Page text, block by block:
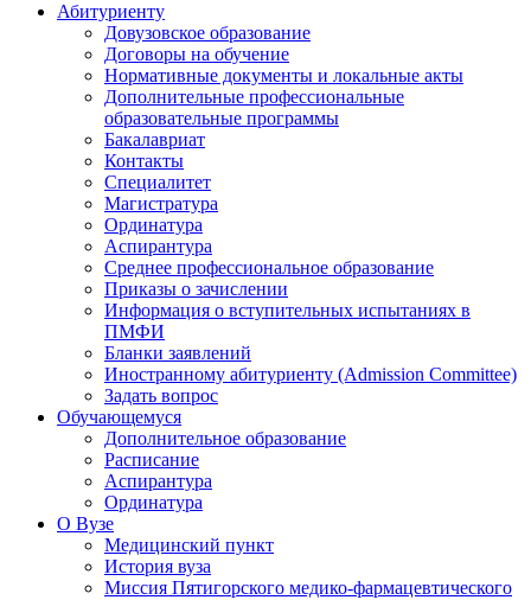
Абитуриенту
Довузовское образование
Договоры на обучение
Нормативные документы и локальные акты
Дополнительные профессиональные
образовательные программы
Бакалавриат
Контакты
Специалитет
Магистратура
Ординатура
Аспирантура
Среднее профессиональное образование
Приказы о зачислении
Информация о вступительных испытаниях в
ПМФИ
Бланки заявлений
Иностранному абитуриенту (Admission Committee)
Задать вопрос
Обучающемуся
Дополнительное образование
Расписание
Аспирантура
Ординатура
О Вузе
Медицинский пункт
История вуза
Миссия Пятигорского медико-фармацевтического